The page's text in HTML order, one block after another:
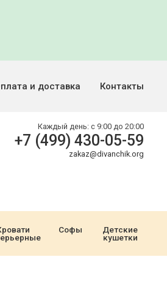
и доставка Контакты
Каждый день: с 9:00 до 20:00
+7 (499) 430-05-59
zakaz@divanchik.org
Софы
Детские
кушетки